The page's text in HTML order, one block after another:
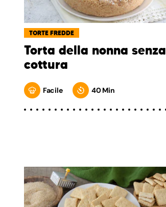
TORTE FREDDE
Torta della nonna senza
cottura
Facile 40 Min